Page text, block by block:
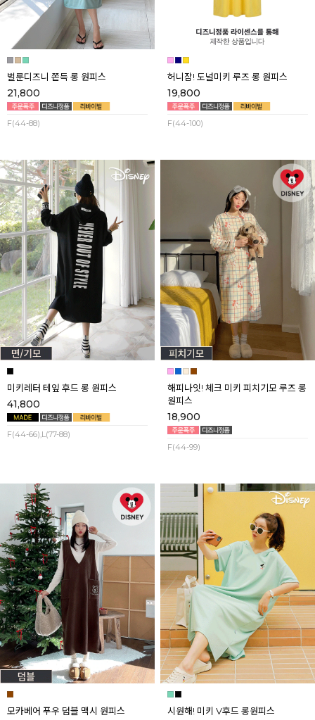
벌룬디즈니 쫀득 롱 원피스
21,800
F(44-88)
허니잠! 도널미키 루즈 롱 원피스
19,800
F(44-100)
미키레터 테잎 후드 롱 원피스
41,800
F(44-66),L(77-88)
해피나잇! 체크 미키 피치기모 루즈 롱
원피스
18,900
F(44-99)
모카베어 푸우 덤블 맥시 원피스 시원해! 미키 V후드 롱원피스